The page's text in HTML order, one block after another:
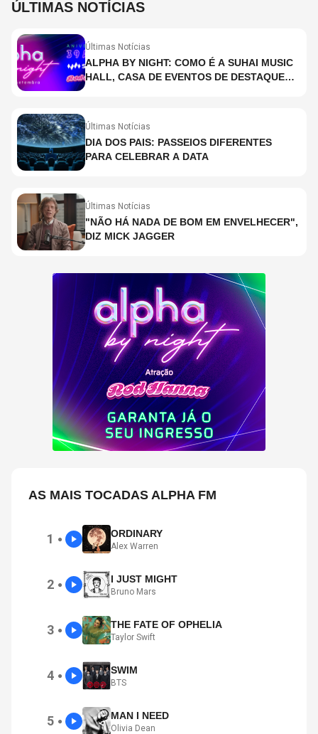
ÚLTIMAS NOTÍCIAS
Últimas Notícias
ALPHA BY NIGHT: COMO É A SUHAI MUSIC
HALL, CASA DE EVENTOS DE DESTAQUE
Últimas Notícias
DIA DOS PAIS: PASSEIOS DIFERENTES
PARA CELEBRAR A DATA
Últimas Notícias
"NÃO HÁ NADA DE BOM EM ENVELHECER",
DIZ MICK JAGGER
AS MAIS TOCADAS ALPHA FM
1 ● ORDINARY
Alex Warren
2 ● I JUST MIGHT
Bruno Mars
3 ● THE FATE OF OPHELIA
Taylor Swift
4 ● SWIM
BTS
5 ● MAN I NEED
Olivia Dean